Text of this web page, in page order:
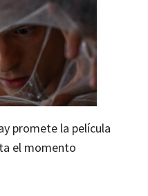
promete la película
el momento